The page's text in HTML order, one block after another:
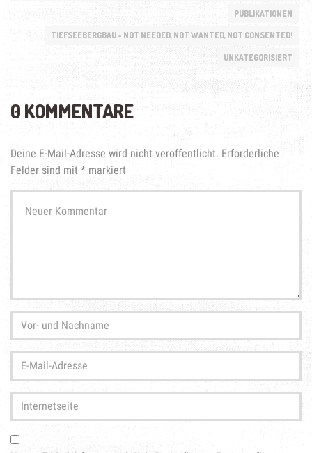
PUBLIKATIONEN
TIEFSEEBERGBAU - NOT NEEDED, NOT WANTED, NOT CONSENTED!
UNKATEGORISIERT
0 KOMMENTARE
Deine E-Mail-Adresse wird nicht veröffentlicht. Erforderliche
Felder sind mit * markiert
Kommentar*
Vor-
und
Nachname*
Mail-
Adresse*
Internetseite